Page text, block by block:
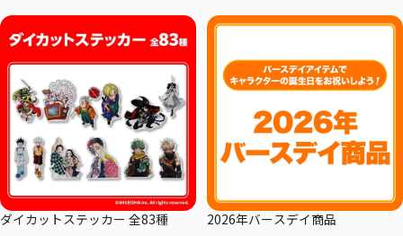
ダイカットステッカー 全83種 2026年バースデイ商品